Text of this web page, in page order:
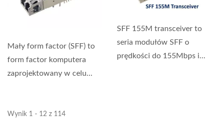
Mały form factor (SFF) to
form factor komputera
zaprojektowany w celu
SFF 155M transceiver to
seria modułów SFF o
prędkości do 155Mbps i
Wynik 1 - 12 z 114